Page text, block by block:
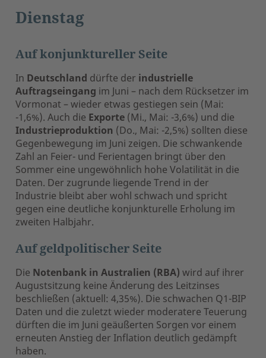
Dienstag
Auf konjunktureller Seite
In Deutschland dürfte der industrielle
Auftragseingang im Juni – nach dem Rücksetzer im
Vormonat – wieder etwas gestiegen sein (Mai:
-1,6%). Auch die Exporte (Mi., Mai: -3,6%) und die
Industrieproduktion (Do., Mai: -2,5%) sollten diese
Gegenbewegung im Juni zeigen. Die schwankende
Zahl an Feier- und Ferientagen bringt über den
Sommer eine ungewöhnlich hohe Volatilität in die
Daten. Der zugrunde liegende Trend in der
Industrie bleibt aber wohl schwach und spricht
gegen eine deutliche konjunkturelle Erholung im
zweiten Halbjahr.
Auf geldpolitischer Seite
Die Notenbank in Australien (RBA) wird auf ihrer
Augustsitzung keine Änderung des Leitzinses
beschließen (aktuell: 4,35%). Die schwachen Q1-BIP
Daten und die zuletzt wieder moderatere Teuerung
dürften die im Juni geäußerten Sorgen vor einem
erneuten Anstieg der Inflation deutlich gedämpft
haben.